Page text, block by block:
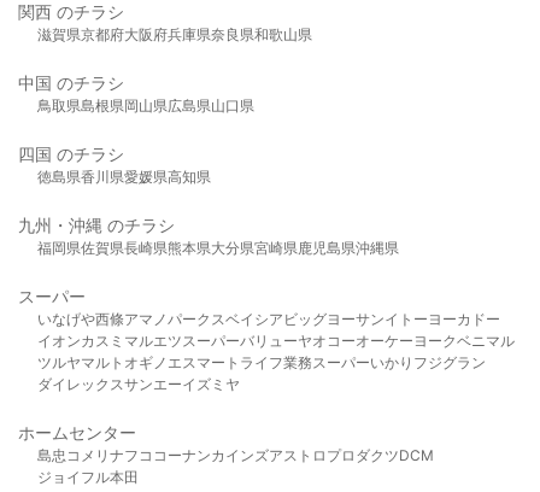
関西 のチラシ
滋賀県京都府大阪府兵庫県奈良県和歌山県
中国 のチラシ
鳥取県島根県岡山県広島県山口県
四国 のチラシ
徳島県香川県愛媛県高知県
九州・沖縄 のチラシ
福岡県佐賀県長崎県熊本県大分県宮崎県鹿児島県沖縄県
スーパー
いなげや西條アマノパークスベイシア ビッグヨーサンイトーヨーカドー
イオンカスミ マルエツスーパーバリューヤオコーオーケー ヨークベニマル
ツルヤマルト オギノ エスマート ライフ業務スーパーいかり フジグラン
ダイレックスサンエーイズミヤ
ホームセンター
島忠 コメリ ナフコ コーナンカインズアストロプロダクツDCM
ジョイフル本田